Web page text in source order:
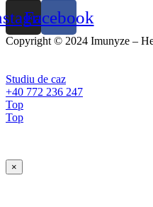
Facebook
Copyright © 2024 Imunyze –
Studiu de caz
+40 772 236 247
Top
Top
×